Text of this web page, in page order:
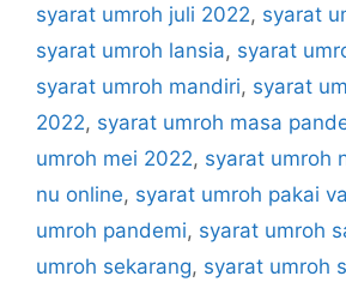
syarat umroh juli 2022, syarat
syarat umroh lansia, syarat
syarat umroh mandiri, syarat
2022, syarat umroh masa
umroh mei 2022, syarat umroh
nu online, syarat umroh pakai
umroh pandemi, syarat umroh
umroh sekarang, syarat umroh